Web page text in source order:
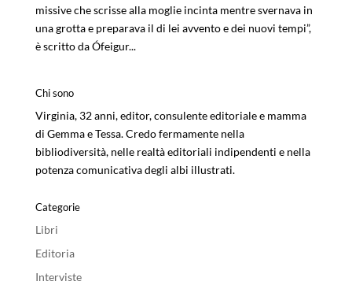
missive che scrisse alla moglie incinta mentre svernava in
una grotta e preparava il di lei avvento e dei nuovi tempi”,
è scritto da Ófeigur...
Chi sono
Virginia, 32 anni, editor, consulente editoriale e mamma
di Gemma e Tessa. Credo fermamente nella
bibliodiversità, nelle realtà editoriali indipendenti e nella
potenza comunicativa degli albi illustrati.
Categorie
Libri
Editoria
Interviste